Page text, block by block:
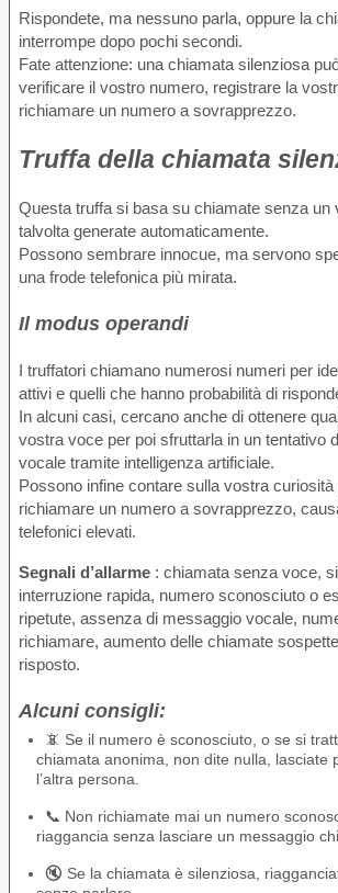
Rispondete, ma nessuno parla, oppure la
interrompe dopo pochi secondi.
Fate attenzione: una chiamata silenziosa
verificare il vostro numero, registrare la
richiamare un numero a sovrapprezzo.
Truffa della chiamata
Questa truffa si basa su chiamate senza un
talvolta generate automaticamente.
Possono sembrare innocue, ma servono
una frode telefonica più mirata.
Il modus operandi
I truffatori chiamano numerosi numeri per
attivi e quelli che hanno probabilità di
In alcuni casi, cercano anche di ottenere
vostra voce per poi sfruttarla in un tentativo
vocale tramite intelligenza artificiale.
Possono infine contare sulla vostra curiosità
richiamare un numero a sovrapprezzo,
telefonici elevati.
Segnali d’allarme : chiamata senza voce,
interruzione rapida, numero sconosciuto o
ripetute, assenza di messaggio vocale,
richiamare, aumento delle chiamate
risposto.
Alcuni consigli:
📵 Se il numero è sconosciuto, o se si
chiamata anonima, non dite nulla, lasciate
l’altra persona.
📞 Non richiamate mai un numero
riaggancia senza lasciare un messaggio
🔇 Se la chiamata è silenziosa,